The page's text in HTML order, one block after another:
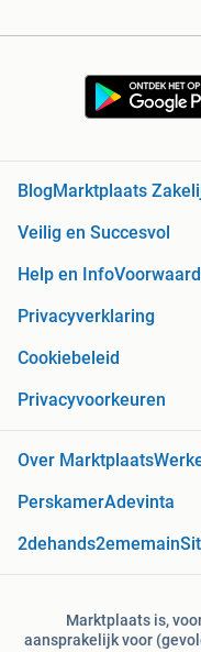
BlogMarktplaats
Veilig en Succesvol
Help en Info
Privacyverklaring
Cookiebeleid
Privacyvoorkeuren
Over Marktplaats
PerskamerAdevinta
2dehands2ememain
Marktplaats is,
aansprakelijk voor